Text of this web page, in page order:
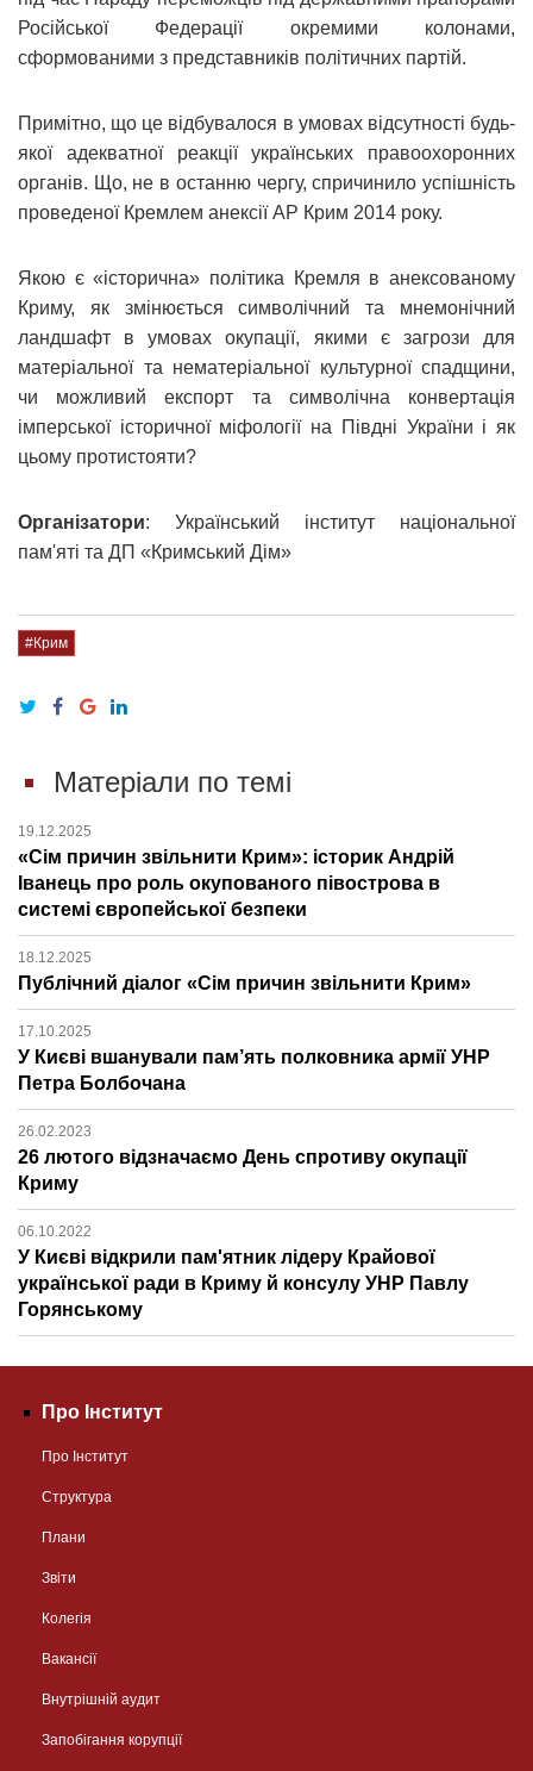
Російської Федерації окремими колонами,
сформованими з представників політичних партій.
Примітно, що це відбувалося в умовах відсутності будь-
якої адекватної реакції українських правоохоронних
органів. Що, не в останню чергу, спричинило успішність
проведеної Кремлем анексії АР Крим 2014 року.
Якою є «історична» політика Кремля в анексованому
Криму, як змінюється символічний та мнемонічний
ландшафт в умовах окупації, якими є загрози для
матеріальної та нематеріальної культурної спадщини,
чи можливий експорт та символічна конвертація
імперської історичної міфології на Півдні України і як
цьому протистояти?
Організатори: Український інститут національної
пам'яті та ДП «Кримський Дім»
#Крим
Матеріали по темі
19.12.2025
«Сім причин звільнити Крим»: історик Андрій
Іванець про роль окупованого півострова в
системі європейської безпеки
18.12.2025
Публічний діалог «Сім причин звільнити Крим»
17.10.2025
У Києві вшанували пам’ять полковника армії УНР
Петра Болбочана
26.02.2023
26 лютого відзначаємо День спротиву окупації
Криму
06.10.2022
У Києві відкрили пам'ятник лідеру Крайової
української ради в Криму й консулу УНР Павлу
Горянському
Про Інститут
Про Інститут
Структура
Плани
Звіти
Колегія
Вакансії
Внутрішній аудит
Запобігання корупції